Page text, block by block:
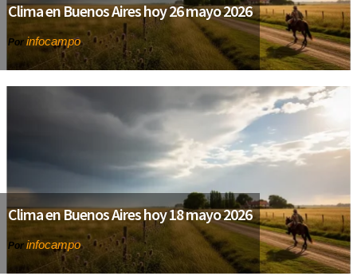
Clima en Buenos Aires hoy 26 mayo 2026
Por infocampo
Clima en Buenos Aires hoy 18 mayo 2026
Por infocampo